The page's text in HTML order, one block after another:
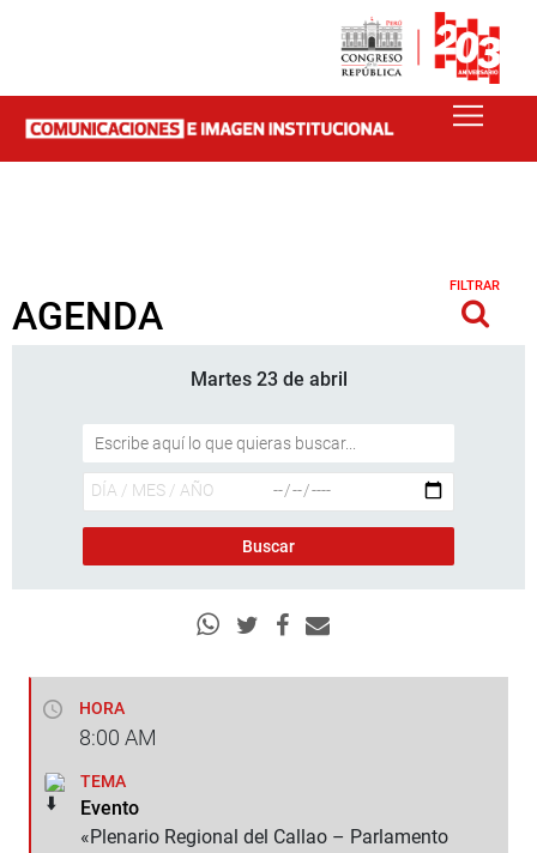
AGENDA
FILTRAR
Martes 23 de abril
HORA
8:00 AM
TEMA
Evento
«Plenario Regional del Callao – Parlamento